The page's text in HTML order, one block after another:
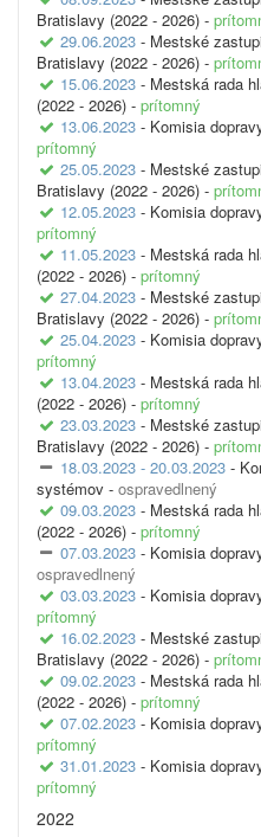
Bratislavy (2022 - 2026) -
29.06.2023 - Mestské
Bratislavy (2022 - 2026) -
15.06.2023 - Mestská rada
(2022 - 2026) - prítomný
13.06.2023 - Komisia
prítomný
25.05.2023 - Mestské
Bratislavy (2022 - 2026) -
12.05.2023 - Komisia
prítomný
11.05.2023 - Mestská rada
(2022 - 2026) - prítomný
27.04.2023 - Mestské
Bratislavy (2022 - 2026) -
25.04.2023 - Komisia
prítomný
13.04.2023 - Mestská rada
(2022 - 2026) - prítomný
23.03.2023 - Mestské
Bratislavy (2022 - 2026) -
18.03.2023 - 20.03.2023 -
systémov - ospravedlnený
09.03.2023 - Mestská rada
(2022 - 2026) - prítomný
07.03.2023 - Komisia
ospravedlnený
03.03.2023 - Komisia
prítomný
16.02.2023 - Mestské
Bratislavy (2022 - 2026) -
09.02.2023 - Mestská rada
(2022 - 2026) - prítomný
07.02.2023 - Komisia
prítomný
31.01.2023 - Komisia
prítomný
2022